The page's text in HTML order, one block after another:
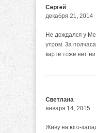
Сергей
декабря 21, 2014
Не дождался у
утром. За
карте тоже нет
Светлана
января 14, 2015
Живу на юго-